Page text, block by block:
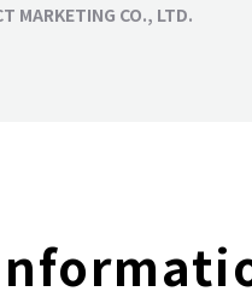
MARKETING CO., LTD.